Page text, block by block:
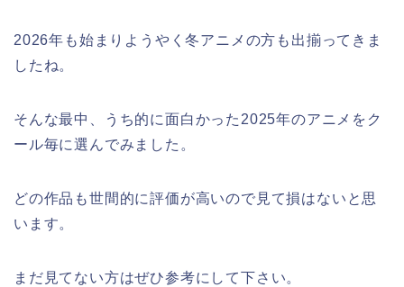
2026年も始まりようやく冬アニメの方も出揃ってきま
したね。
そんな最中、うち的に面白かった2025年のアニメをク
ール毎に選んでみました。
どの作品も世間的に評価が高いので見て損はないと思
います。
まだ見てない方はぜひ参考にして下さい。